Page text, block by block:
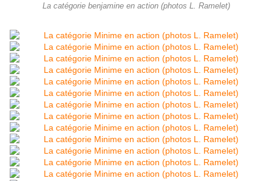
La catégorie benjamine en action (photos L. Ramelet)